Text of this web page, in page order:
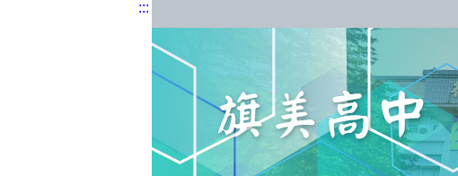
:::